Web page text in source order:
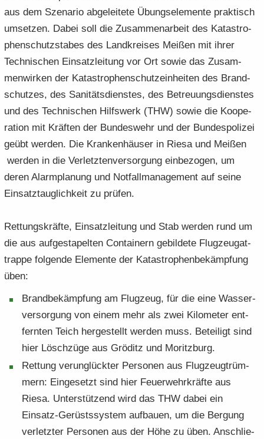
aus dem Sze­na­rio ab­ge­lei­te­te Übungs­ele­men­te prak­tisch
um­set­zen. Dabei soll die Zu­sam­men­ar­beit des Katastro­
phenschutzstabes des Land­krei­ses Mei­ßen mit ihrer
Tech­ni­schen Ein­satz­lei­tung vor Ort sowie das Zu­sam­
men­wir­ken der Ka­ta­stro­phen­schutz­ein­hei­ten des Brand­
schut­zes, des Sa­ni­täts­diens­tes, des Be­treu­ungs­diens­tes
und des Tech­ni­schen Hilfs­werk (THW) sowie die Ko­ope­
ra­ti­on mit Kräf­ten der Bun­des­wehr und der Bun­des­po­li­zei
geübt wer­den. Die Kran­ken­häu­ser in Riesa und Mei­ßen
wer­den in die Verletztenversor­gung ein­be­zo­gen, um
deren Alarm­pla­nung und Not­fall­ma­nage­ment auf seine
Ein­satz­taug­lich­keit zu prü­fen.
Ret­tungs­kräf­te, Ein­satz­lei­tung und Stab wer­den rund um
die aus auf­ge­sta­pel­ten Con­tainern ge­bil­de­te Flug­zeug­at­
trap­pe fol­gen­de Ele­men­te der Ka­ta­stro­phen­be­kämp­fung
üben:
Brand­be­kämp­fung am Flug­zeug, für die eine Was­ser­
ver­sor­gung von einem mehr als zwei Ki­lo­me­ter ent­
fern­ten Teich her­ge­stellt wer­den muss. Be­tei­ligt sind
hier Lösch­zü­ge aus Grö­ditz und Mo­ritz­burg.
Ret­tung ver­un­glück­ter Per­so­nen aus Flug­zeug­trüm­
mern: Ein­ge­setzt sind hier Feu­er­wehr­kräf­te aus
Riesa. Un­ter­stüt­zend wird das THW dabei ein
Einsatz-​Ge­rüstssystem auf­bau­en, um die Ber­gung
ver­letz­ter Per­so­nen aus der Höhe zu üben. An­schlie­